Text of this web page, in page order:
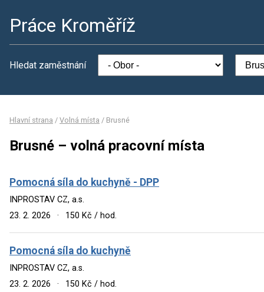
Práce Kroměříž
Hledat zaměstnání
Hlavní strana / Volná místa / Brusné
Brusné – volná pracovní místa
Pomocná síla do kuchyně - DPP
INPROSTAV CZ, a.s.
23. 2. 2026
· 150 Kč / hod.
Pomocná síla do kuchyně
INPROSTAV CZ, a.s.
23. 2. 2026
· 150 Kč / hod.